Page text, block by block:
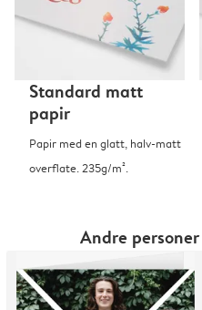
Standard matt
papir
Papir med en glatt, halv-matt
overflate. 235g/m².
Andre